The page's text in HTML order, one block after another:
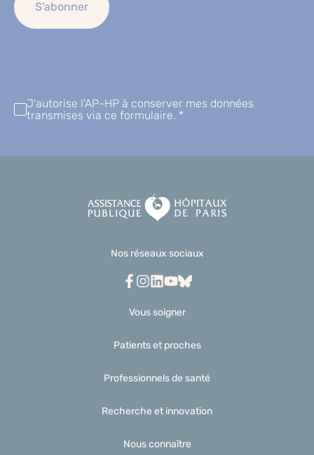
J'autorise l'AP-HP à conserver mes données
transmises via ce formulaire. *
Nos réseaux sociaux
Facebook
Instagram
Linkedin
Youtube
Bluesky
Vous soigner
Patients et proches
Professionnels de santé
Recherche et innovation
Nous connaître